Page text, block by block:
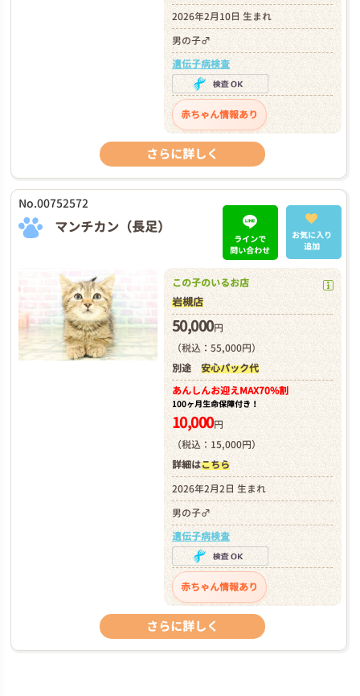
2026年2月10日 生まれ
男の子♂
遺伝子病検査
赤ちゃん情報あり
さらに詳しく
No.00752572
マンチカン（長足）
ラインで
問い合わせ
お気に入り
追加
この子のいるお店
岩槻店
50,000円
（税込：55,000円）
別途 安心パック代
あんしんお迎えMAX70%割
100ヶ月生命保障付き！
10,000円
（税込：15,000円）
詳細はこちら
2026年2月2日 生まれ
男の子♂
遺伝子病検査
赤ちゃん情報あり
さらに詳しく